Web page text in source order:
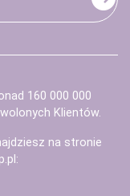
160 000 000
Klientów.
na stronie
: